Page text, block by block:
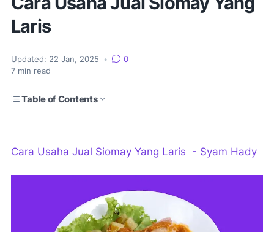
Laris
Updated: 22 Jan, 2025 •
0
7 min read
Table of Contents
Cara Usaha Jual Siomay Yang Laris - Syam Hady